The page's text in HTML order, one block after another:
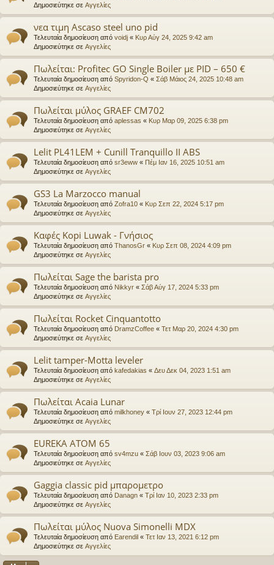
Δημοσιεύτηκε σε Αγγελίες
νεα τιμη Ascaso steel uno pid
Τελευταία δημοσίευση από voidj « Κυρ Αύγ 24, 2025 9:42 am
Δημοσιεύτηκε σε Αγγελίες
Πωλείται: Profitec GO Single Boiler με PID – 650 €
Τελευταία δημοσίευση από Spyridon-Q « Σάβ Μάιος 24, 2025 10:48 am
Δημοσιεύτηκε σε Αγγελίες
Πωλείται μύλος GRAEF CM702
Τελευταία δημοσίευση από aplessas « Κυρ Μαρ 09, 2025 6:38 pm
Δημοσιεύτηκε σε Αγγελίες
Lelit PL41LEM + Cunill Tranquillo II ABS
Τελευταία δημοσίευση από sr3eww « Πέμ Ιαν 16, 2025 10:51 am
Δημοσιεύτηκε σε Αγγελίες
GS3 La Marzocco manual
Τελευταία δημοσίευση από Zofra10 « Κυρ Σεπ 22, 2024 5:17 pm
Δημοσιεύτηκε σε Αγγελίες
Καφές Kopi Luwak - Γνήσιος
Τελευταία δημοσίευση από ThanosGr « Κυρ Σεπ 08, 2024 4:09 pm
Δημοσιεύτηκε σε Αγγελίες
Πωλείται Sage the barista pro
Τελευταία δημοσίευση από Nikkyr « Σάβ Αύγ 17, 2024 5:33 pm
Δημοσιεύτηκε σε Αγγελίες
Πωλείται Rocket Cinquantotto
Τελευταία δημοσίευση από DramzCoffee « Τετ Μαρ 20, 2024 4:30 pm
Δημοσιεύτηκε σε Αγγελίες
Lelit tamper-Motta leveler
Τελευταία δημοσίευση από kafedakias « Δευ Δεκ 04, 2023 1:51 am
Δημοσιεύτηκε σε Αγγελίες
Πωλείται Acaia Lunar
Τελευταία δημοσίευση από milkhoney « Τρί Ιουν 27, 2023 12:44 pm
Δημοσιεύτηκε σε Αγγελίες
EUREKA ATOM 65
Τελευταία δημοσίευση από sv4mzu « Σάβ Ιουν 03, 2023 9:06 am
Δημοσιεύτηκε σε Αγγελίες
Gaggia classic pid μπαρομετρο
Τελευταία δημοσίευση από Danagn « Τρί Ιαν 10, 2023 2:33 pm
Δημοσιεύτηκε σε Αγγελίες
Πωλείται μύλος Nuova Simonelli MDX
Τελευταία δημοσίευση από Earendil « Τετ Ιαν 13, 2021 6:12 pm
Δημοσιεύτηκε σε Αγγελίες